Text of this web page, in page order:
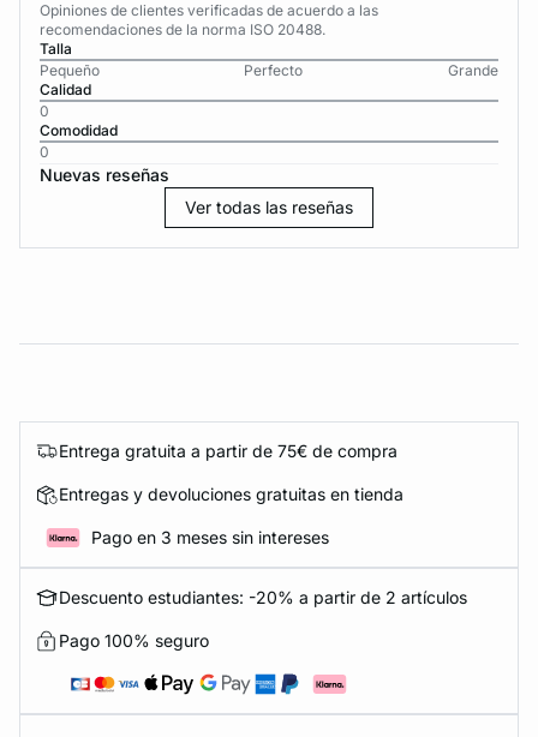
Opiniones de clientes verificadas de acuerdo a las
recomendaciones de la norma ISO 20488.
Talla
Pequeño
Perfecto
Grande
Calidad
0
Comodidad
0
Nuevas reseñas
Ver todas las reseñas
Entrega gratuita a partir de 75€ de compra
Entregas y devoluciones gratuitas en tienda
Pago en 3 meses sin intereses
Descuento estudiantes: -20% a partir de 2 artículos
Pago 100% seguro